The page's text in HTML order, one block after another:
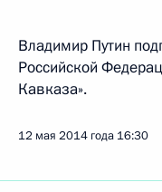
Владимир Путин
Российской
Кавказа».
12 мая 2014 года 16:30